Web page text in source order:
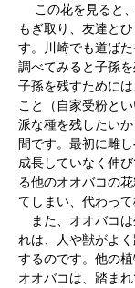
この花を見ると、
もぎ取り、友達と
す。川崎でも道ば
調べてみると子孫
子孫を残すために
こと（自家受粉と
派な種を残したい
間です。最初に雌
成長していなく伸
る他のオオバコの
てしまい、代わって
また、オオバコは
れは、人や獣がよ
するのです。他の
オオバコは、踏ま